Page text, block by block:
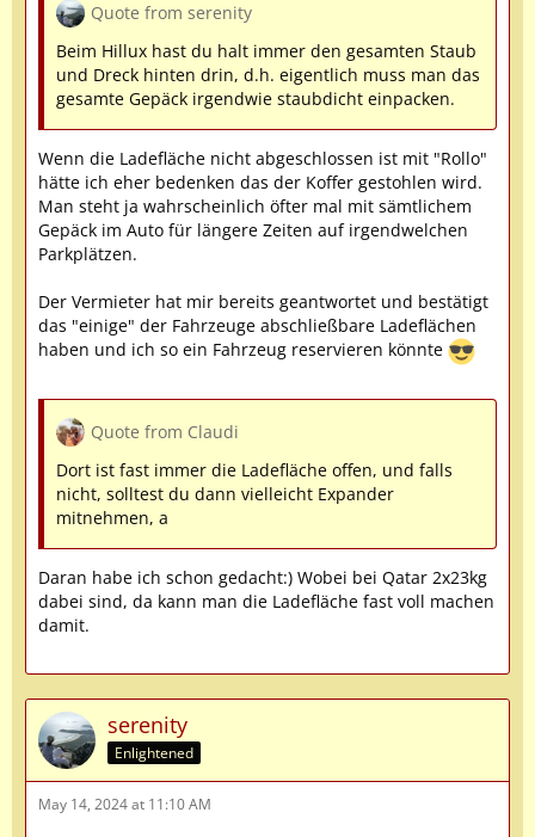
Quote from serenity
Beim Hillux hast du halt immer den gesamten Staub
und Dreck hinten drin, d.h. eigentlich muss man das
gesamte Gepäck irgendwie staubdicht einpacken.
Wenn die Ladefläche nicht abgeschlossen ist mit "Rollo"
hätte ich eher bedenken das der Koffer gestohlen wird.
Man steht ja wahrscheinlich öfter mal mit sämtlichem
Gepäck im Auto für längere Zeiten auf irgendwelchen
Parkplätzen.
Der Vermieter hat mir bereits geantwortet und bestätigt
das "einige" der Fahrzeuge abschließbare Ladeflächen
haben und ich so ein Fahrzeug reservieren könnte
Quote from Claudi
Dort ist fast immer die Ladefläche offen, und falls
nicht, solltest du dann vielleicht Expander
mitnehmen, a
Daran habe ich schon gedacht:) Wobei bei Qatar 2x23kg
dabei sind, da kann man die Ladefläche fast voll machen
damit.
serenity
Enlightened
May 14, 2024 at 11:10 AM